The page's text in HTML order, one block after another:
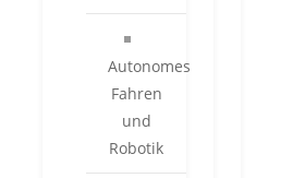
Autonomes
Fahren
und
Robotik